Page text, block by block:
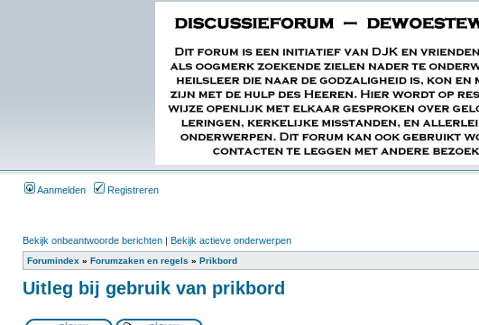
Aanmelden Registreren
Bekijk onbeantwoorde berichten | Bekijk actieve onderwerpen
Forumindex » Forumzaken en regels » Prikbord
Uitleg bij gebruik van prikbord